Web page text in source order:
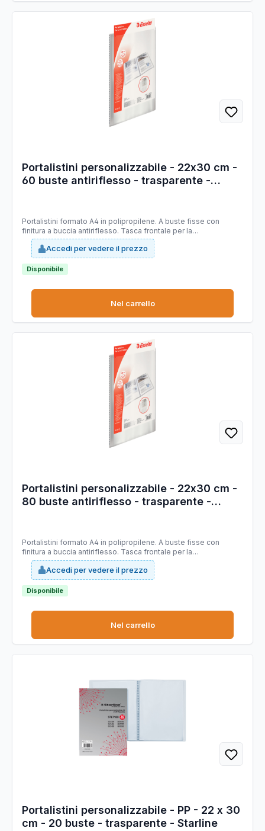
Portalistini personalizzabile - 22x30 cm -
60 buste antiriflesso - trasparente -
Portalistini formato A4 in polipropilene. A buste fisse con
finitura a buccia antiriflesso. Tasca frontale per la
personalizzazione. 60 buste.
Accedi per vedere il prezzo
Disponibile
Nel carrello
Portalistini personalizzabile - 22x30 cm -
80 buste antiriflesso - trasparente -
Portalistini formato A4 in polipropilene. A buste fisse con
finitura a buccia antiriflesso. Tasca frontale per la
personalizzazione. 80 buste.
Accedi per vedere il prezzo
Disponibile
Nel carrello
Portalistini personalizzabile - PP - 22 x 30
cm - 20 buste - trasparente - Starline